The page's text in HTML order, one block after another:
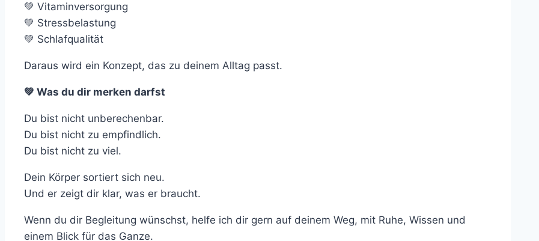
💚 Vitaminversorgung
💚 Stressbelastung
💚 Schlafqualität
Daraus wird ein Konzept, das zu deinem Alltag passt.
💚 Was du dir merken darfst
Du bist nicht unberechenbar.
Du bist nicht zu empfindlich.
Du bist nicht zu viel.
Dein Körper sortiert sich neu.
Und er zeigt dir klar, was er braucht.
Wenn du dir Begleitung wünschst, helfe ich dir gern auf deinem Weg, mit Ruhe, Wissen und
einem Blick für das Ganze.